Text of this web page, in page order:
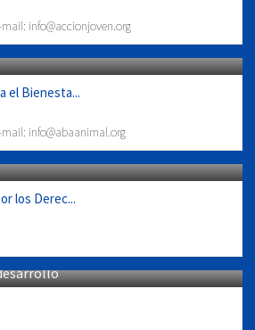
mail: info@accionjoven.org
el Bienesta...
mail: info@abaanimal.org
los Derec...